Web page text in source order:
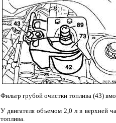
Фильтр грубой очистки топлива (43)
У двигателя объемом 2,0 л в верхней
топлива.